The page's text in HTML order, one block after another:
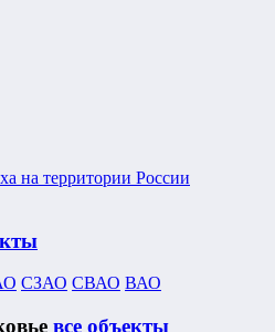
на территории России
СЗАО СВАО ВАО
все объекты